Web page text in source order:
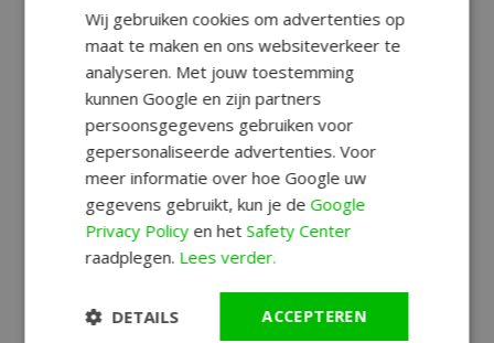
Wij gebruiken cookies om advertenties op
maat te maken en ons websiteverkeer te
analyseren. Met jouw toestemming
kunnen Google en zijn partners
persoonsgegevens gebruiken voor
gepersonaliseerde advertenties. Voor
meer informatie over hoe Google uw
gegevens gebruikt, kun je deGoogle
Privacy Policyen hetSafety Center
raadplegen. Lees verder.
ACCEPTEREN
DETAILS